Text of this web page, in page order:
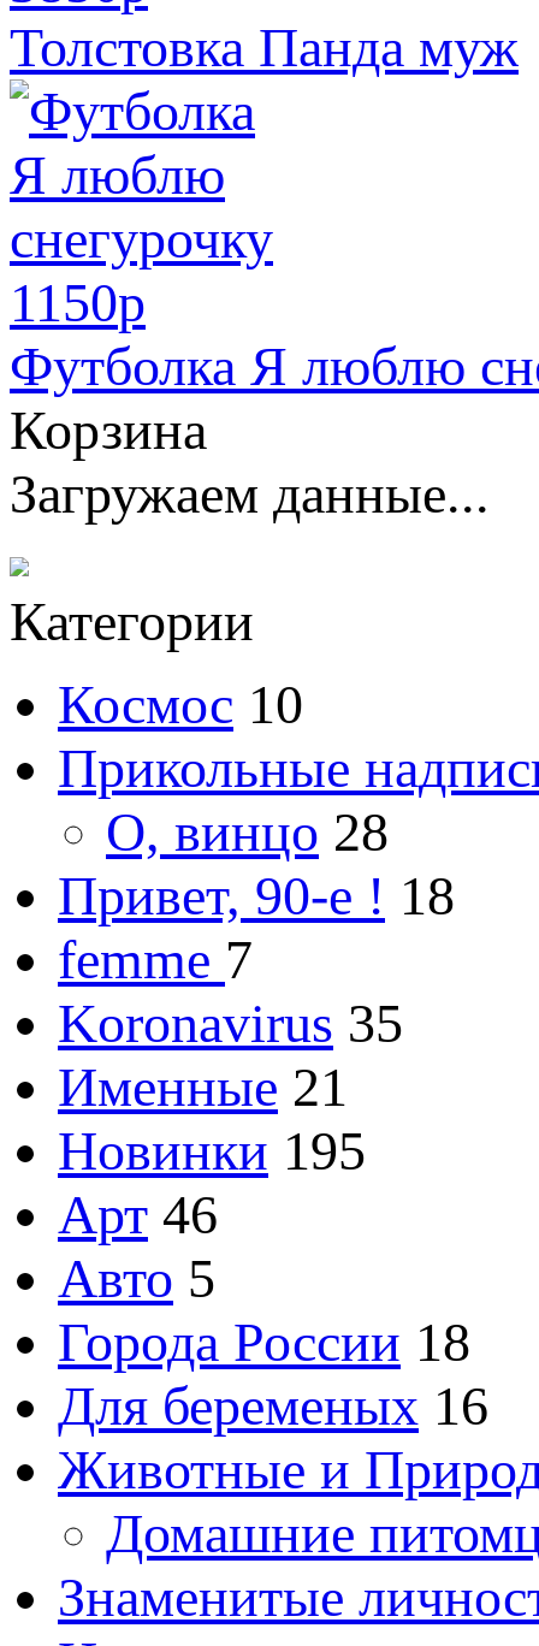
Толстовка Панда муж
1150p
Футболка Я люблю
Корзина
Загружаем данные...
Категории
Космос 10
Прикольные
О, винцо 28
Привет, 90-е ! 18
femme 7
Koronavirus 35
Именные 21
Новинки 195
Арт 46
Авто 5
Города России 18
Для беременых 16
Животные и
Домашние
Знаменитые